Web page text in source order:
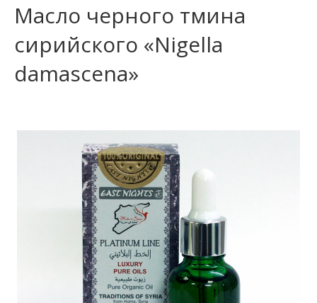
Масло черного тмина
сирийского «Nigella
damascena»